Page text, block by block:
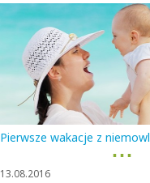
Pierwsze wakacje z
▪ ▪ ▪
13.08.2016